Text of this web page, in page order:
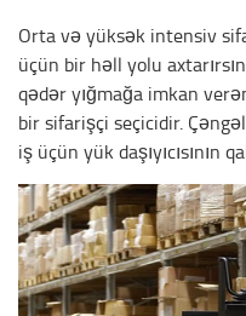
Orta və yüksək intensiv
üçün bir həll yolu
qədər yığmağa imkan
bir sifarişçi seçicidir.
iş üçün yük daşıyıcısının